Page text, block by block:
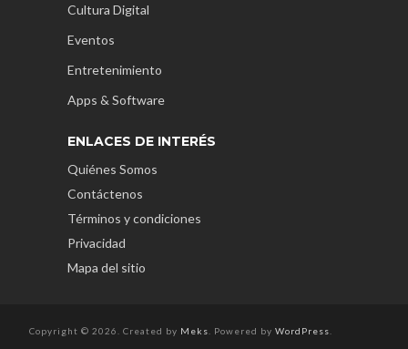
Cultura Digital
Eventos
Entretenimiento
Apps & Software
ENLACES DE INTERÉS
Quiénes Somos
Contáctenos
Términos y condiciones
Privacidad
Mapa del sitio
Copyright © 2026. Created by Meks . Powered by WordPress